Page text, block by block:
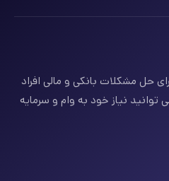
حل مشکلات بانکی و مالی افراد
نیاز خود به وام و سرمایه